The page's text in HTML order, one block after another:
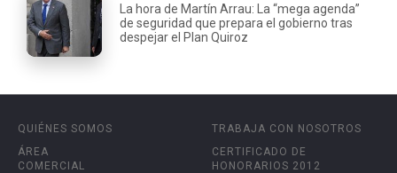
La hora de Martín Arrau: La “mega agenda”
de seguridad que prepara el gobierno tras
despejar el Plan Quiroz
QUIÉNES SOMOS
ÁREA
COMERCIAL
TRABAJA CON NOSOTROS
CERTIFICADO DE
HONORARIOS 2012